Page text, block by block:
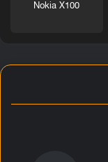
Nokia X100